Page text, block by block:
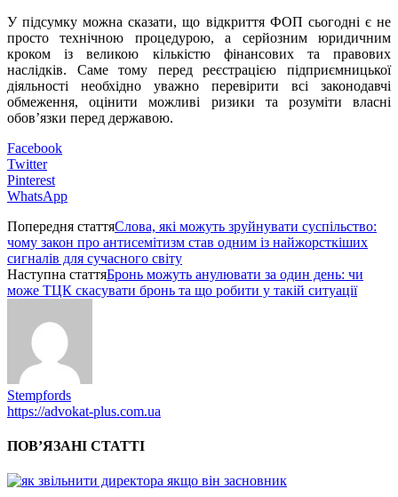
У підсумку можна сказати, що відкриття ФОП сьогодні є не
просто технічною процедурою, а серйозним юридичним
кроком із великою кількістю фінансових та правових
наслідків. Саме тому перед реєстрацією підприємницької
діяльності необхідно уважно перевірити всі законодавчі
обмеження, оцінити можливі ризики та розуміти власні
обов’язки перед державою.
Facebook
Twitter
Pinterest
WhatsApp
Попередня статтяСлова, які можуть зруйнувати суспільство:
чому закон про антисемітизм став одним із найжорсткіших
сигналів для сучасного світу
Наступна статтяБронь можуть анулювати за один день: чи
може ТЦК скасувати бронь та що робити у такій ситуації
Stempfords
https://advokat-plus.com.ua
ПОВ’ЯЗАНІ СТАТТІ